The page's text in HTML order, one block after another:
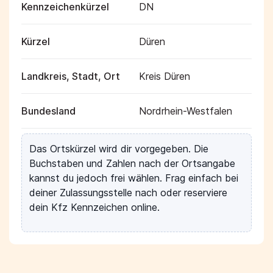
Kennzeichenkürzel DN
Kürzel Düren
Landkreis, Stadt, Ort Kreis Düren
Bundesland Nordrhein-Westfalen
Das Ortskürzel wird dir vorgegeben. Die
Buchstaben und Zahlen nach der Ortsangabe
kannst du jedoch frei wählen. Frag einfach bei
deiner Zulassungsstelle nach oder reserviere
dein Kfz Kennzeichen online.